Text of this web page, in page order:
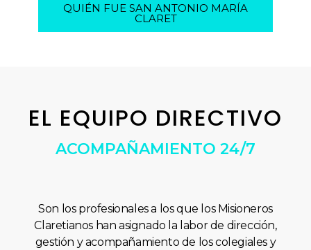
QUIÉN FUE SAN ANTONIO MARÍA
CLARET
EL EQUIPO DIRECTIVO
ACOMPAÑAMIENTO 24/7
Son los profesionales a los que los Misioneros
Claretianos han asignado la labor de dirección,
gestión y acompañamiento de los colegiales y